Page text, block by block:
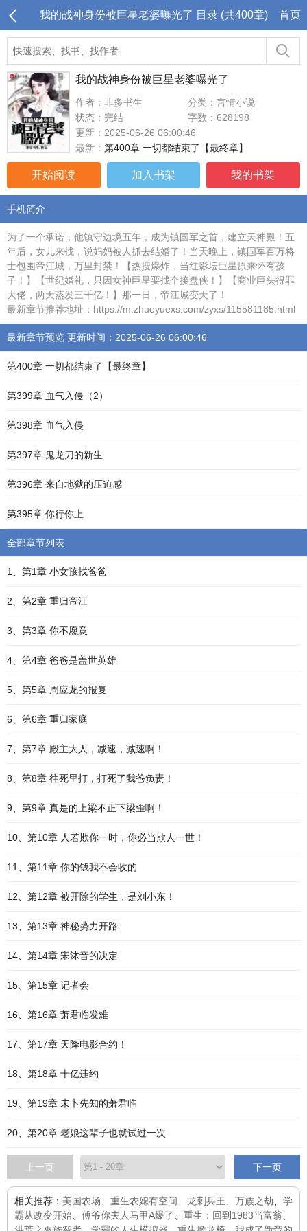
我的战神身份被巨星老婆曝光了 目录 (共400章) 首页
我的战神身份被巨星老婆曝光了
作者：非多书生
分类：言情小说
状态：完结
字数：628198
更新：2025-06-26 06:00:46
最新： 第400章 一切都结束了【最终章】
开始阅读 加入书架 我的书架
手机简介
为了一个承诺，他镇守边境五年，成为镇国军之首，建立天神殿！五
年后，女儿来找，说妈妈被人抓去结婚了！当天晚上，镇国军百万将
士包围帝江城，万里封禁！【热搜爆炸，当红影坛巨星原来怀有孩
子！】【世纪婚礼，只因女神巨星要找个接盘侠！】【商业巨头得罪
大佬，两天蒸发三千亿！】那一日，帝江城变天了！
最新章节推荐地址：https://m.zhuoyuexs.com/zyxs/115581185.html
最新章节预览 更新时间：2025-06-26 06:00:46
第400章 一切都结束了【最终章】
第399章 血气入侵（2）
第398章 血气入侵
第397章 鬼龙刀的新生
第396章 来自地狱的压迫感
第395章 你行你上
全部章节列表
1、第1章 小女孩找爸爸
2、第2章 重归帝江
3、第3章 你不愿意
4、第4章 爸爸是盖世英雄
5、第5章 周应龙的报复
6、第6章 重归家庭
7、第7章 殿主大人，减速，减速啊！
8、第8章 往死里打，打死了我爸负责！
9、第9章 真是的上梁不正下梁歪啊！
10、第10章 人若欺你一时，你必当欺人一世！
11、第11章 你的钱我不会收的
12、第12章 被开除的学生，是刘小东！
13、第13章 神秘势力开路
14、第14章 宋沐音的决定
15、第15章 记者会
16、第16章 萧君临发难
17、第17章 天降电影合约！
18、第18章 十亿违约
19、第19章 未卜先知的萧君临
20、第20章 老娘这辈子也就试过一次
上一页 下一页
相关推荐： 美国农场 重生农媳有空间 龙刺兵王 万族之劫
学
霸从改变开始
傅爷你夫人马甲A爆了 重生：回到1983当富翁